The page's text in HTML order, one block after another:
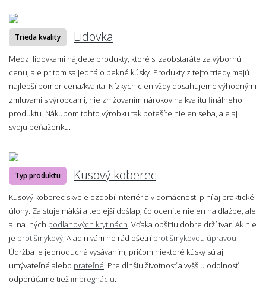
Trieda kvality Lidovka
Medzi lidovkami nájdete produkty, ktoré si zaobstaráte za výbornú
cenu, ale pritom sa jedná o pekné kúsky. Produkty z tejto triedy majú
najlepší pomer cena/kvalita. Nízkych cien vždy dosahujeme výhodnými
zmluvami s výrobcami, nie znižovaním nárokov na kvalitu finálneho
produktu. Nákupom tohto výrobku tak potešíte nielen seba, ale aj
svoju peňaženku.
Typ produktu Kusový koberec
Kusový koberec skvele ozdobí interiér a v domácnosti plní aj praktické
úlohy. Zaisťuje mäkší a teplejší došľap, čo oceníte nielen na dlažbe, ale
aj na iných podlahových krytinách . Vďaka obšitiu dobre drží tvar. Ak nie
je protišmykový , Aladin vám ho rád ošetríprotišmykovou úpravou
Údržba je jednoduchá vysávaním, pričom niektoré kúsky sú aj
umývateľné alebo prateľné . Pre dlhšiu životnosť a vyššiu odolnosť
odporúčame tiež impregnáciu